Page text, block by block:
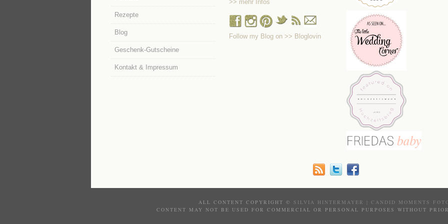
Rezepte
Blog
Geschenk-Gutscheine
Kontakt & Impressum
>> mehr Infos
Follow my Blog on >> Bloglovin
ALL CONTENT COPYRIGHT ©
SILVIA HINTERMAYER | CANDID MOMENTS
CONTENT MAY NOT BE USED FOR COMMERCIAL OR PERSONAL PURPOSES WITHOUT